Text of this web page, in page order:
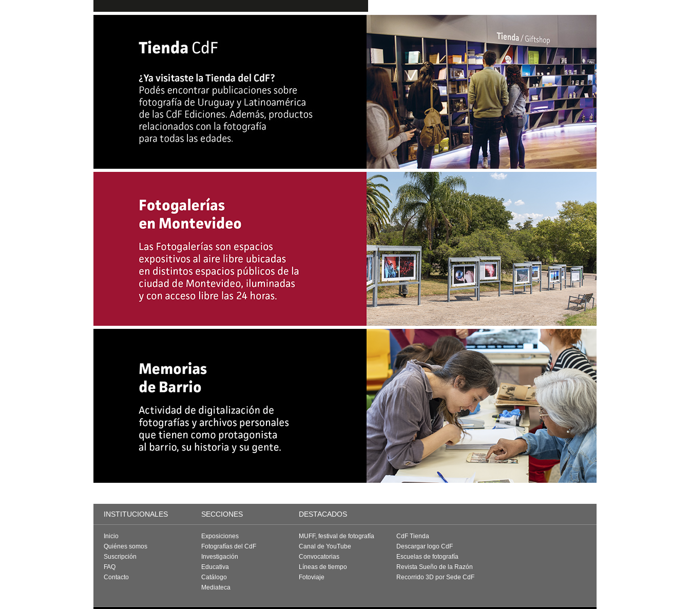
INSTITUCIONALES SECCIONES DESTACADOS
Inicio
Quiénes somos
Suscripción
FAQ
Contacto
Exposiciones
Fotografías del CdF
Investigación
Educativa
Catálogo
Mediateca
MUFF, festival de fotografía
Canal de YouTube
Convocatorias
Líneas de tiempo
Fotoviaje
CdF Tienda
Descargar logo CdF
Escuelas de fotografía
Revista Sueño de la Razón
Recorrido 3D por Sede CdF